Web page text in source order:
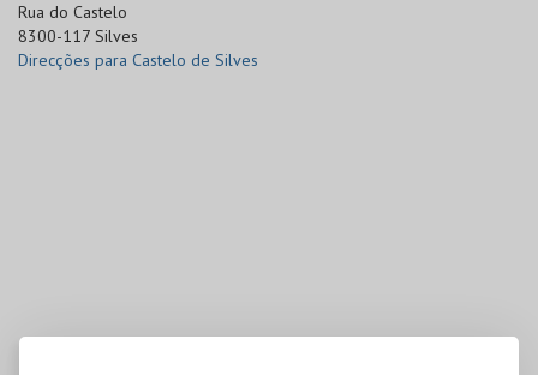
Rua do Castelo
8300-117 Silves
Direcções para Castelo de Silves